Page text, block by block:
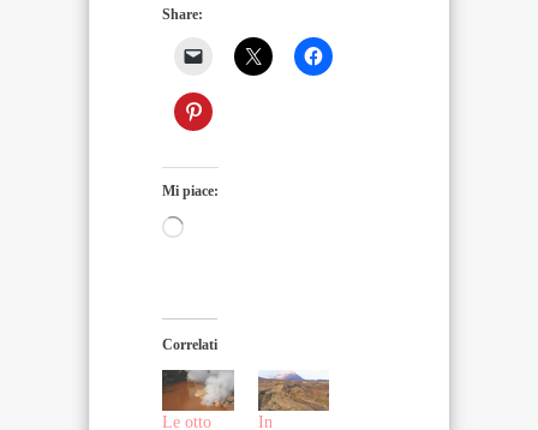
Share:
Mi piace:
Caricamento
Correlati
Le otto
In